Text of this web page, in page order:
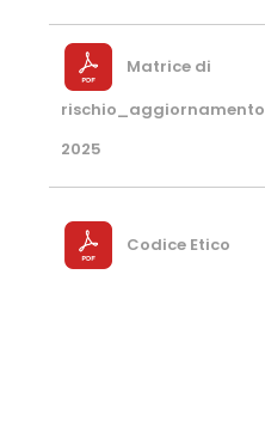
Matrice di
rischio_aggiornamento
2025
Codice Etico